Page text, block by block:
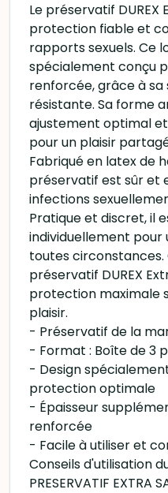
Le préservatif DUREX
protection fiable et
rapports sexuels. Ce
spécialement conçu
renforcée, grâce à
résistante. Sa forme
ajustement optimal
pour un plaisir
Fabriqué en latex de
préservatif est sûr et
infections
Pratique et discret, il
individuellement pour
toutes
préservatif DUREX
protection maximale
plaisir.
- Préservatif de la
- Format : Boîte de 3
- Design
protection optimale
- Épaisseur
renforcée
- Facile à utiliser et
Conseils d'utilisation
PRESERVATIF EXTRA